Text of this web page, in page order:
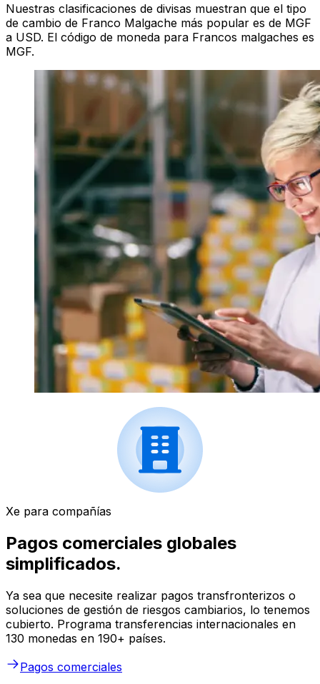
Nuestras clasificaciones de divisas muestran que el tipo
de cambio de Franco Malgache más popular es de MGF
a USD. El código de moneda para Francos malgaches es
MGF.
Xe para compañías
Pagos comerciales globales
simplificados.
Ya sea que necesite realizar pagos transfronterizos o
soluciones de gestión de riesgos cambiarios, lo tenemos
cubierto. Programa transferencias internacionales en
130 monedas en 190+ países.
Pagos comerciales